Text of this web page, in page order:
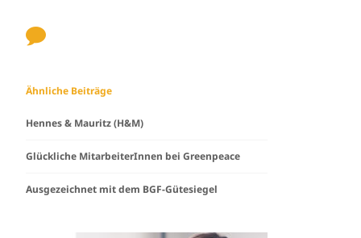
Ähnliche Beiträge
Hennes & Mauritz (H&M)
Glückliche MitarbeiterInnen bei Greenpeace
Ausgezeichnet mit dem BGF-Gütesiegel